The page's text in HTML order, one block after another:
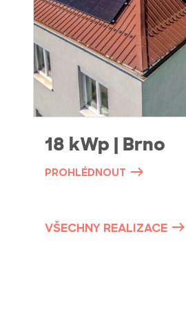
18 kWp | Brno
PROHLÉDNOUT
VŠECHNY REALIZACE